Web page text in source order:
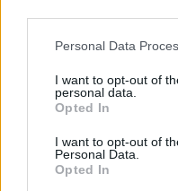
Please note that this
not limited to your visit or
grant or deny consent to
use your data for below
consent section.
Personal Data
I want to opt-out of
personal data.
Opted In
I want to opt-out of
Personal Data.
Opted In
υποστεί σοβαρές
από τη ζωή στις 29
Νοσοκομείο Παίδων
χορήγησε, σύμφωνα
μητέρα της.